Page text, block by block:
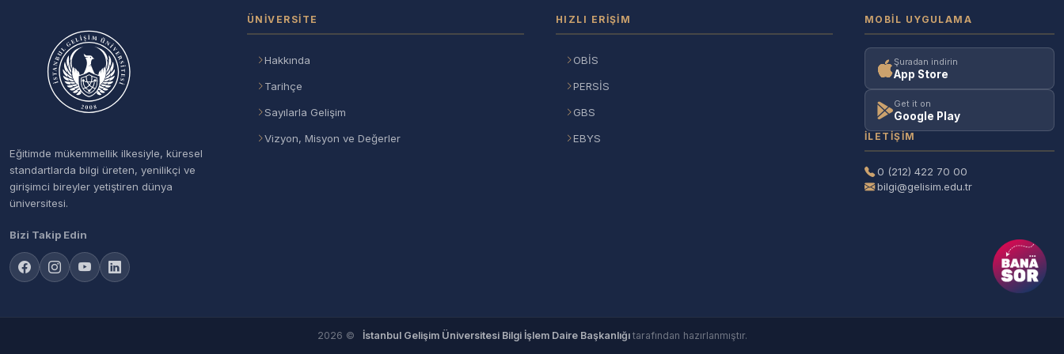
Eğitimde mükemmellik ilkesiyle, küresel
standartlarda bilgi üreten, yenilikçi ve
girişimci bireyler yetiştiren dünya
üniversitesi.
Bizi Takip Edin
ÜNIVERSITE
Hakkında
Tarihçe
Sayılarla Gelişim
Vizyon, Misyon ve Değerler
HIZLI ERIŞIM
OBİS
PERSİS
GBS
EBYS
MOBIL UYGULAMA
Şuradan indirin
App Store
Get it on
Google Play
İLETIŞIM
0 (212) 422 70 00
bilgi@gelisim.edu.tr
2026 © İstanbul Gelişim Üniversitesi Bilgi İşlem Daire Başkanlığı tarafından hazırlanmıştır.